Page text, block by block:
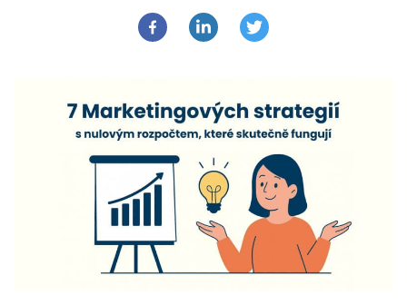
Online daňová evidence
Online fakturace
Účetní a manažerské reporty
Ceník a sklady
One Stop Shop (OSS)
Všechny funkce
Účetní služby
Poptávka účetních služeb
Ceník účetních služeb
Pro firmy
Pro živnostníky
Pro spolky Blog Kontakt
VYZKOUŠET ZDARMA PŘIHLÁSIT SE